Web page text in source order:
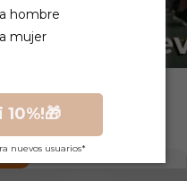
hombre
mujer
nuevos usuarios*